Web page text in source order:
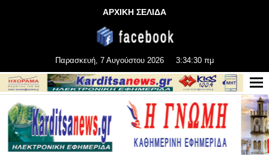
ΑΡΧΙΚΗ ΣΕΛΙΔΑ
Παρασκευή, 7 Αυγούστου 2026 3:34:31 πμ